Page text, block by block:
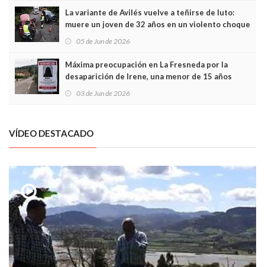
La variante de Avilés vuelve a teñirse de luto:
muere un joven de 32 años en un violento choque
frontal
05 de Jun de 2026
Máxima preocupación en La Fresneda por la
desaparición de Irene, una menor de 15 años
03 de Jun de 2026
VÍDEO DESTACADO